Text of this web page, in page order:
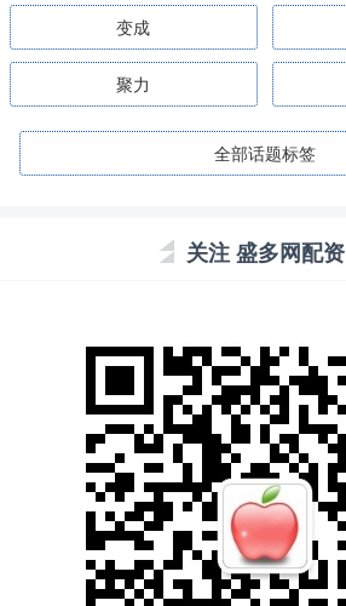
变成
聚力
全部话题标签
关注 盛多网配资